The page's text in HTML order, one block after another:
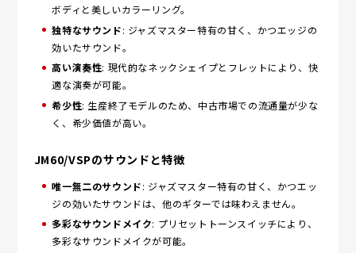
ボディと美しいカラーリング。
独特なサウンド: ジャズマスター特有の甘く、かつエッジの
効いたサウンド。
高い演奏性: 現代的なネックシェイプとフレットにより、快
適な演奏が可能。
希少性: 生産終了モデルのため、中古市場での流通量が少な
く、希少価値が高い。
JM60/VSPのサウンドと特徴
唯一無二のサウンド: ジャズマスター特有の甘く、かつエッ
ジの効いたサウンドは、他のギターでは味わえません。
多彩なサウンドメイク: プリセットトーンスイッチにより、
多彩なサウンドメイクが可能。